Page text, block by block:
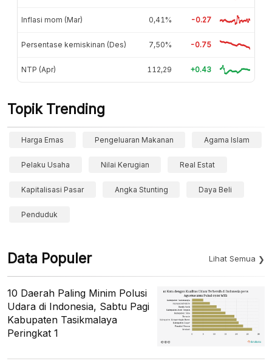
Inflasi mom (Mar) 0,41% -0.27
Persentase kemiskinan (Des) 7,50% -0.75
NTP (Apr) 112,29 +0.43
Topik Trending
Harga Emas Pengeluaran Makanan Agama Islam
Pelaku Usaha Nilai Kerugian Real Estat
Kapitalisasi Pasar Angka Stunting Daya Beli
Penduduk
Data Populer Lihat Semua
10 Daerah Paling Minim Polusi
Udara di Indonesia, Sabtu Pagi
Kabupaten Tasikmalaya
Peringkat 1